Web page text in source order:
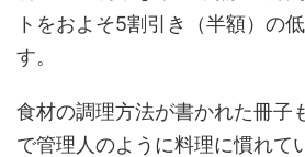
トをおよそ5割引き（半額）の
す。
食材の調理方法が書かれた冊子
で管理人のように料理に慣れて